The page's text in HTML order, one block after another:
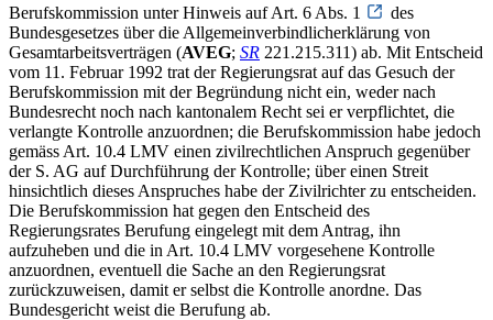
Berufskommission unter Hinweis auf Art. 6 Abs. 1
des
Bundesgesetzes über die Allgemeinverbindlicherklärung von
Gesamtarbeitsverträgen (AVEG; SR 221.215.311) ab. Mit Entscheid
vom 11. Februar 1992 trat der Regierungsrat auf das Gesuch der
Berufskommission mit der Begründung nicht ein, weder nach
Bundesrecht noch nach kantonalem Recht sei er verpflichtet, die
verlangte Kontrolle anzuordnen; die Berufskommission habe jedoch
gemäss Art. 10.4 LMV einen zivilrechtlichen Anspruch gegenüber
der S. AG auf Durchführung der Kontrolle; über einen Streit
hinsichtlich dieses Anspruches habe der Zivilrichter zu entscheiden.
Die Berufskommission hat gegen den Entscheid des
Regierungsrates Berufung eingelegt mit dem Antrag, ihn
aufzuheben und die in Art. 10.4 LMV vorgesehene Kontrolle
anzuordnen, eventuell die Sache an den Regierungsrat
zurückzuweisen, damit er selbst die Kontrolle anordne. Das
Bundesgericht weist die Berufung ab.